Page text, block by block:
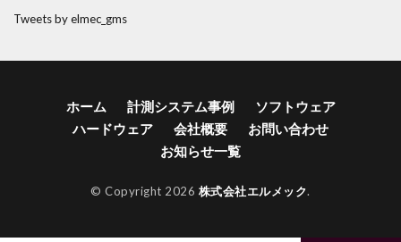
Tweets by elmec_gms
ホーム 計測システム事例
ソフトウェア
ハードウェア
会社概要
お問い合わせ
お知らせ一覧
© Copyright 2026 株式会社エルメック.